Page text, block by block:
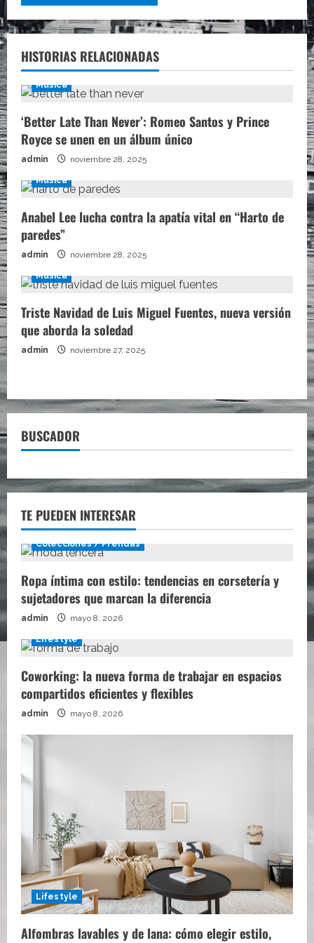
HISTORIAS RELACIONADAS
Música
‘Better Late Than Never’: Romeo Santos y Prince
Royce se unen en un álbum único
admin noviembre 28, 2025
Música
Anabel Lee lucha contra la apatía vital en “Harto de
paredes”
admin noviembre 28, 2025
Música
Triste Navidad de Luis Miguel Fuentes, nueva versión
que aborda la soledad
admin noviembre 27, 2025
BUSCADOR
TE PUEDEN INTERESAR
Colecciones / Prendas
Ropa íntima con estilo: tendencias en corsetería y
sujetadores que marcan la diferencia
admin mayo 8, 2026
Lifestyle
Coworking: la nueva forma de trabajar en espacios
compartidos eficientes y flexibles
admin mayo 8, 2026
Lifestyle
Alfombras lavables y de lana: cómo elegir estilo,